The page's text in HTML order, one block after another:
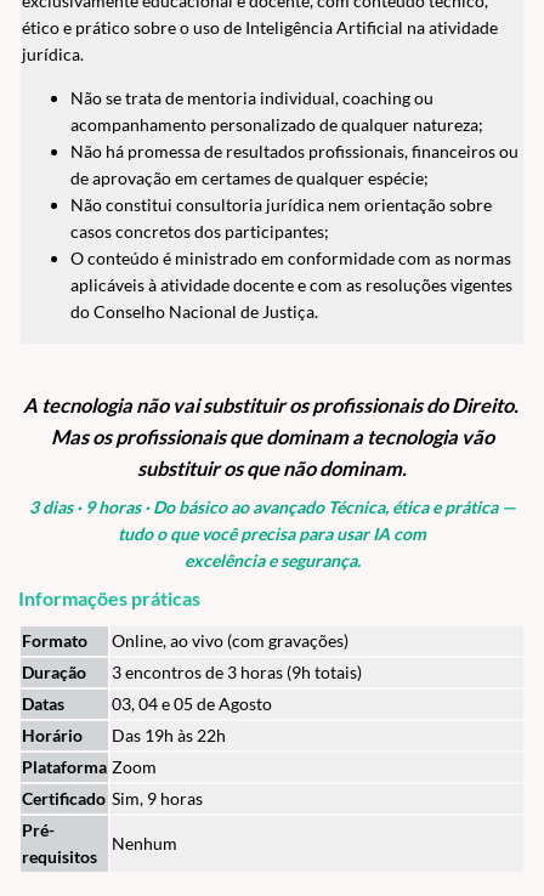
ético e prático sobre o uso de Inteligência Artificial na atividade
jurídica.
Não se trata de mentoria individual, coaching ou
acompanhamento personalizado de qualquer natureza;
Não há promessa de resultados profissionais, financeiros ou
de aprovação em certames de qualquer espécie;
Não constitui consultoria jurídica nem orientação sobre
casos concretos dos participantes;
O conteúdo é ministrado em conformidade com as normas
aplicáveis à atividade docente e com as resoluções vigentes
do Conselho Nacional de Justiça.
A tecnologia não vai substituir os profissionais do Direito.
Mas os profissionais que dominam a tecnologia vão
substituir os que não dominam.
3 dias · 9 horas · Do básico ao avançado Técnica, ética e prática —
tudo o que você precisa para usar IA com
excelência e segurança.
Informações práticas
Formato
Online, ao vivo (com gravações)
Duração
3 encontros de 3 horas (9h totais)
Datas
03, 04 e 05 de Agosto
Horário
Das 19h às 22h
Plataforma Zoom
Certificado Sim, 9 horas
Pré-
requisitos
Nenhum